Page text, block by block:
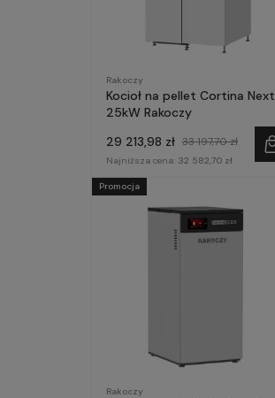
Rakoczy
Kocioł na pellet Cortina Next
25kW Rakoczy
29 213,98 zł 33 197,70 zł
Najniższa cena: 32 582,70 zł
Rakoczy
Promocja